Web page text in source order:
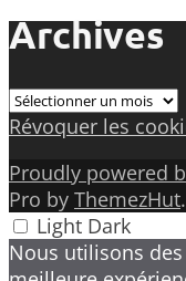
Archives
Archives
Révoquer les
Proudly powered
Pro by ThemezHut.
Light Dark
Nous utilisons